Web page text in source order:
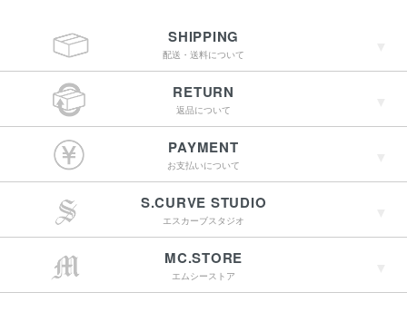
SHIPPING
配送・送料について
￥4,400（税込）以上
のご購入で送料無料
15:00までのご注文で
最短翌営業日配送
RETURN
返品について
→詳しくはこちらへ
PAYMENT
お支払いについて
S.CURVE STUDIO
エスカーブスタジオ
MC.STORE
エムシーストア